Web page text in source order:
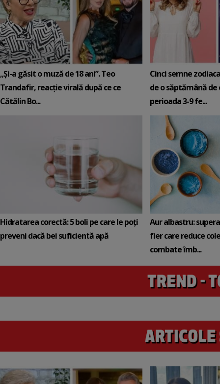
„Și-a găsit o muză de 18 ani”. Teo
Trandafir, reacție virală după ce ce
Cătălin Bo...
Cinci semne
de o săptămână de
perioada 3-9 fe...
Hidratarea corectă: 5 boli pe care le poți
preveni dacă bei suficientă apă
Aur albastru:
fier care reduce
combate îmb...